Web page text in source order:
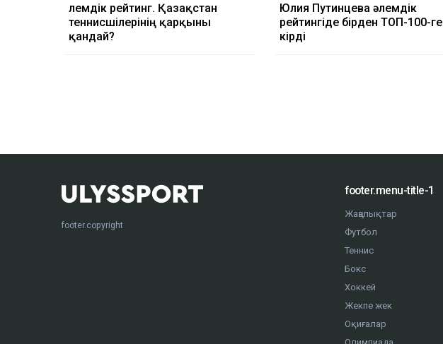
Әлемдік рейтинг. Қазақстан
теннисшілерінің қарқыны
қандай?
Юлия Путинцева әлемдік
рейтингіде бірден ТОП-100-ге
кірді
footer.copyright
footer.menu-title-1
Жаңалықтар
Футбол
Теннис
Бокс
Хоккей
Жекпе жек
Оқиғалар